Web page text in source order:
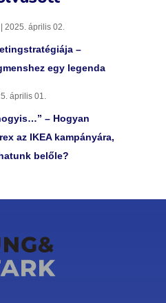
2025. április 02.
–
egy legenda
április 01.
– Hogyan
az IKEA kampányára,
belőle?